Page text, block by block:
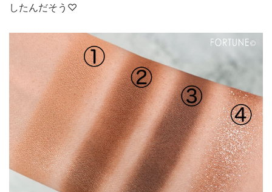
したんだそう♡